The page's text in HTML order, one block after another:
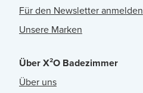
Für den Newsletter anmelden
Unsere Marken
Über X²O Badezimmer
Über uns